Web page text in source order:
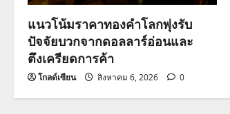
g
a
t
i
แนวโน้มราคาทองคำโลกพุ่งรับ
ปัจจัยบวกจากดอลลาร์อ่อนและ
ตึงเครียดการค้า
โกลด์เซียน สิงหาคม 6, 2026 0